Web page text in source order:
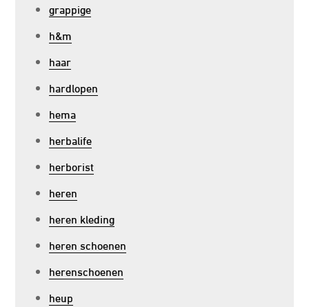
grappige
h&m
haar
hardlopen
hema
herbalife
herborist
heren
heren kleding
heren schoenen
herenschoenen
heup